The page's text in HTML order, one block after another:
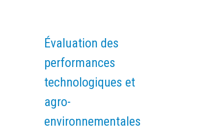
NOS RÉSEAUX SCIENTIFIQUES ET TECHNIQUES
SÉMINAIRES RÉGULIERS
FORMATION
MASTER
INGÉNIEUR
FORMATION CONTINUE
Évaluation des
performances
technologiques et
agro-
environnementales